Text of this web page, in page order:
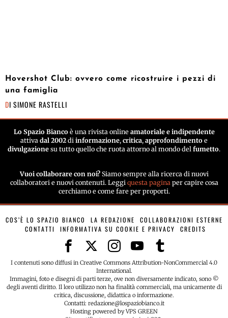
Hovershot Club: ovvero come ricostruire i pezzi di
una famiglia
DI SIMONE RASTELLI
Lo Spazio Biancoè una rivista online amatoriale e indipendente
attiva dal 2002 di informazione, critica, approfondimento e
divulgazione su tutto quello che ruota attorno al mondo del fumetto.
Vuoi collaborare con noi? Siamo sempre alla ricerca di nuovi
collaboratori e nuovi contenuti. Leggi questa paginaper capire cosa
cerchiamo e come fare per proporti.
COS’È LO SPAZIO BIANCO LA REDAZIONE
COLLABORAZIONI ESTERNE
CONTATTI
INFORMATIVA SU COOKIE E PRIVACY CREDITS
I contenuti sono diffusi in Creative Commons Attribution-NonCommercial 4.0
International.
Immagini, foto e disegni di parti terze, ove non diversamente indicato, sono ©
degli aventi diritto. Il loro utilizzo non ha finalità commerciali, ma unicamente di
critica, discussione, didattica o informazione.
Contatti: redazione@lospaziobianco.it
Hosting powered by VPS GREEN